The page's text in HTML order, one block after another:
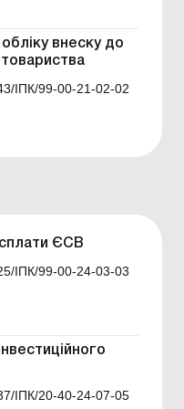
внеску до
ІПК/99-00-21-02-02
ЄСВ
05.11.2025 № 5937/ІПК/20-40-24-07-05